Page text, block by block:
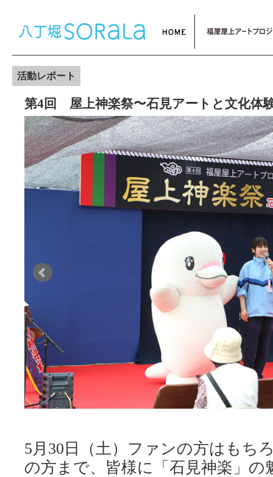
活動レポート
第4回 屋上神楽祭〜石見アートと文化
5月30日（土）ファンの方はもち
の方まで、皆様に「石見神楽」